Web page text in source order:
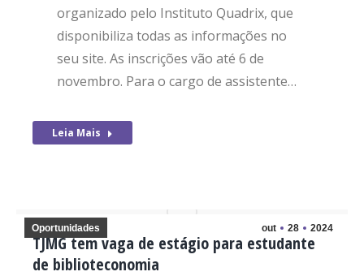
organizado pelo Instituto Quadrix, que
disponibiliza todas as informações no
seu site. As inscrições vão até 6 de
novembro. Para o cargo de assistente…
Leia Mais
out 28 2024
Oportunidades
TJMG tem vaga de estágio para estudante
de biblioteconomia